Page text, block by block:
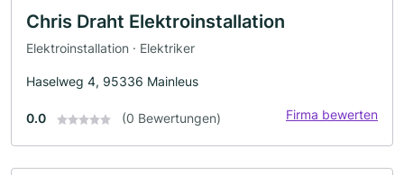
Chris Draht Elektroinstallation
Elektroinstallation · Elektriker
Haselweg 4, 95336 Mainleus
0.0 (0 Bewertungen) Firma bewerten